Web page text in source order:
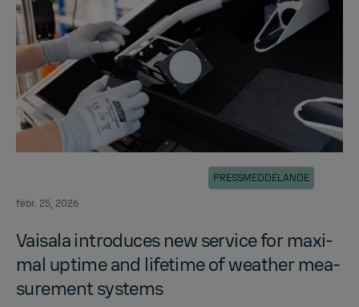
febr. 25, 2026
PRESSMEDDELANDE
Vaisala in­tro­duces new ser­vice for max­i­
mal up­time and life­time of weather mea­
sure­ment sys­tems